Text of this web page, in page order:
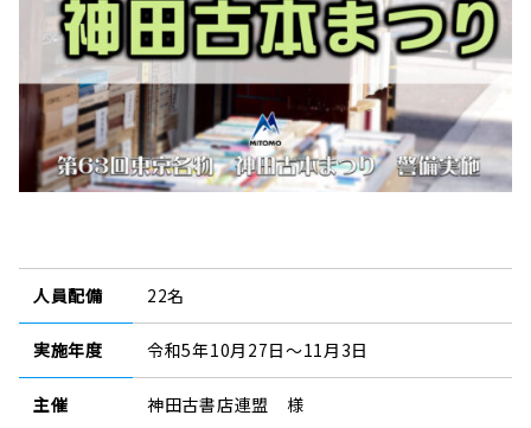
人員配備 22名
実施年度 令和5年10月27日～11月3日
主催 神田古書店連盟 様